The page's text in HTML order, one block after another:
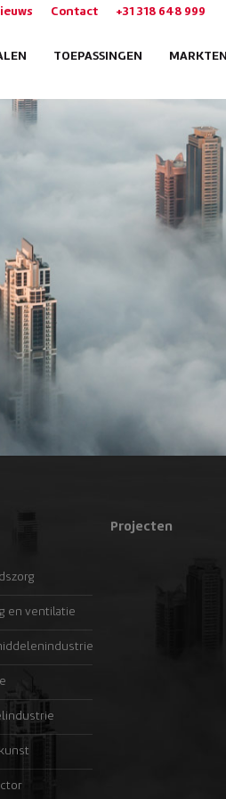
Contact +31 318 648 999
TOEPASSINGEN MARKTEN
en ventilatie
Projecten